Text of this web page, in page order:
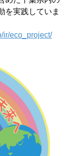
を実践していま
ir/eco_project/